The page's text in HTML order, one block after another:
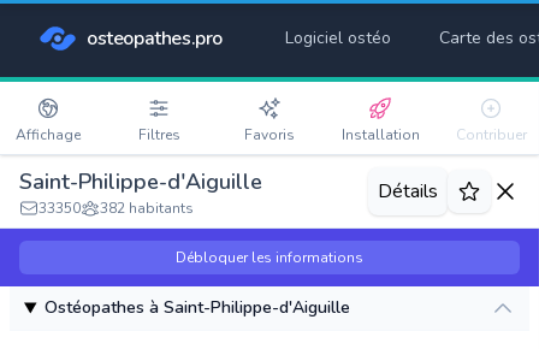
osteopathes.pro Logiciel ostéo Carte des
Affichage Filtres Favoris Installation Contribuer
Saint-Philippe-d'Aiguille
33350 382 habitants
Détails
Débloquer les informations
Ostéopathes à Saint-Philippe-d'Aiguille